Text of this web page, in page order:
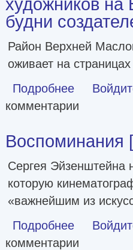
художников на
будни
Район Верхней
оживает на
Подробнее о Московский
комментарии
Воспоминания
Сергея Эйзенштейна
которую
«важнейшим из
Подробнее о
комментарии